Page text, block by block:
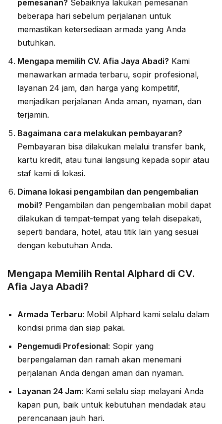
pemesanan? Sebaiknya lakukan pemesanan
beberapa hari sebelum perjalanan untuk
memastikan ketersediaan armada yang Anda
butuhkan.
Mengapa memilih CV. Afia Jaya Abadi? Kami
menawarkan armada terbaru, sopir profesional,
layanan 24 jam, dan harga yang kompetitif,
menjadikan perjalanan Anda aman, nyaman, dan
terjamin.
Bagaimana cara melakukan pembayaran?
Pembayaran bisa dilakukan melalui transfer bank,
kartu kredit, atau tunai langsung kepada sopir atau
staf kami di lokasi.
Dimana lokasi pengambilan dan pengembalian
mobil? Pengambilan dan pengembalian mobil dapat
dilakukan di tempat-tempat yang telah disepakati,
seperti bandara, hotel, atau titik lain yang sesuai
dengan kebutuhan Anda.
Mengapa Memilih Rental Alphard di CV.
Afia Jaya Abadi?
Armada Terbaru: Mobil Alphard kami selalu dalam
kondisi prima dan siap pakai.
Pengemudi Profesional: Sopir yang
berpengalaman dan ramah akan menemani
perjalanan Anda dengan aman dan nyaman.
Layanan 24 Jam: Kami selalu siap melayani Anda
kapan pun, baik untuk kebutuhan mendadak atau
perencanaan jauh hari.